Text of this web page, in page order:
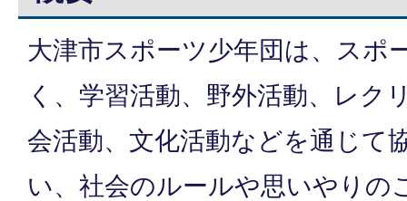
大津市スポーツ少年団は、スポ
く、学習活動、野外活動、レク
会活動、文化活動などを通じて
い、社会のルールや思いやりの